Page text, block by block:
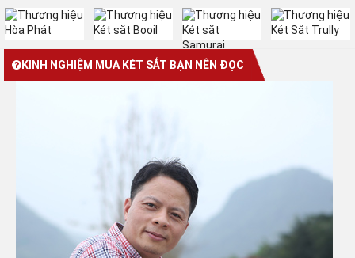
KINH NGHIỆM MUA KÉT SẮT BẠN NÊN ĐỌC